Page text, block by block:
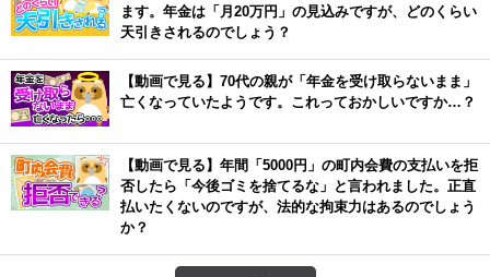
ます。年金は「月20万円」の見込みですが、どのくらい
天引きされるのでしょう？
【動画で見る】70代の親が「年金を受け取らないまま」
亡くなっていたようです。これっておかしいですか…？
【動画で見る】年間「5000円」の町内会費の支払いを拒
否したら「今後ゴミを捨てるな」と言われました。正直
払いたくないのですが、法的な拘束力はあるのでしょう
か？